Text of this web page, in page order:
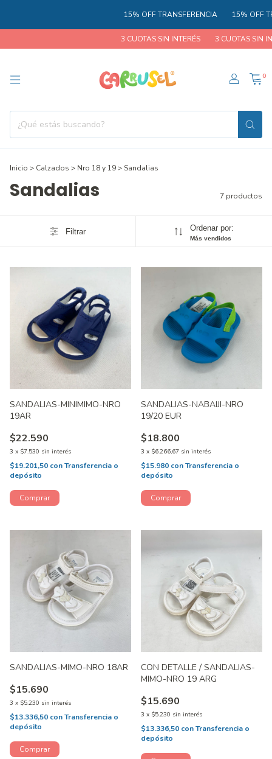
15% OFF TRANSFERENCIA 15% OFF
3 CUOTAS SIN INTERÉS 3 CUOTAS SIN
0
Inicio > Calzados > Nro 18 y 19>Sandalias
Sandalias 7 productos
Filtrar Ordenar por:
Más vendidos
SANDALIAS-MINIMIMO-NRO
19AR
$22.590
3 x $7.530 sin interés
$19.201,50 conTransferencia o
depósito
SANDALIAS-NABAIJI-NRO
19/20 EUR
$18.800
3 x $6.266,67 sin interés
$15.980 conTransferencia o
depósito
SANDALIAS-MIMO-NRO 18AR
$15.690
3 x $5.230 sin interés
$13.336,50 conTransferencia o
depósito
CON DETALLE / SANDALIAS-
MIMO-NRO 19 ARG
$15.690
3 x $5.230 sin interés
$13.336,50 conTransferencia o
depósito